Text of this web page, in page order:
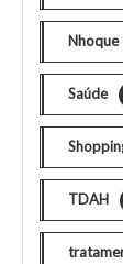
Nhoque
Saúde
TDAH